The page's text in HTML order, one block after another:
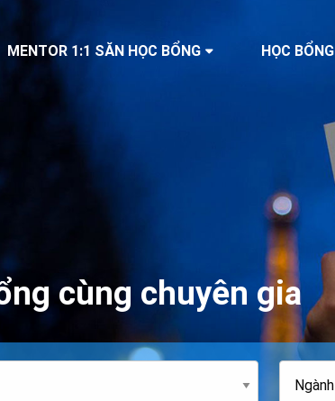
MENTOR 1:1 SĂN HỌC BỔNG HỌC BỔNG
cùng chuyên gia